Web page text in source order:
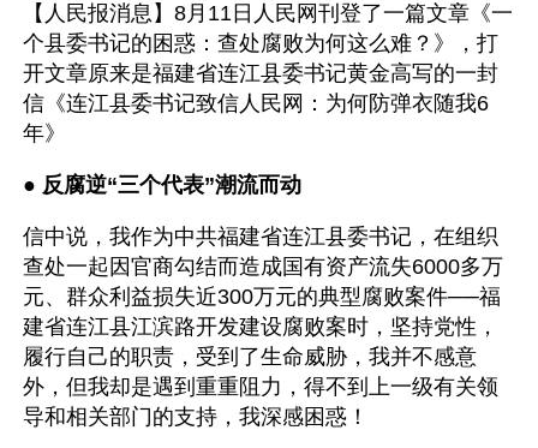
【人民报消息】8月11日人民网刊登了一篇文章《一
个县委书记的困惑：查处腐败为何这么难？》，打
开文章原来是福建省连江县委书记黄金高写的一封
信《连江县委书记致信人民网：为何防弹衣随我6
年》
● 反腐逆“三个代表”潮流而动
信中说，我作为中共福建省连江县委书记，在组织
查处一起因官商勾结而造成国有资产流失6000多万
元、群众利益损失近300万元的典型腐败案件──福
建省连江县江滨路开发建设腐败案时，坚持党性，
履行自己的职责，受到了生命威胁，我并不感意
外，但我却是遇到重重阻力，得不到上一级有关领
导和相关部门的支持，我深感困惑！